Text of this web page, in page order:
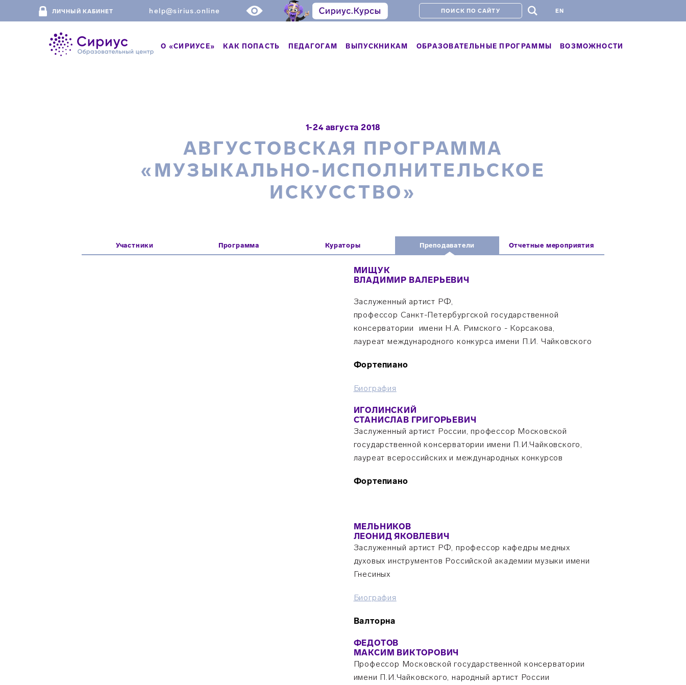
ЛИЧНЫЙ КАБИНЕТ help@sirius.online # EN
О «СИРИУСЕ» КАК ПОПАСТЬ ПЕДАГОГАМ ВЫПУСКНИКАМ ОБРАЗОВАТЕЛЬНЫЕ ПРОГРАММЫ ВОЗМОЖНОСТИ
1-24 августа 2018
АВГУСТОВСКАЯ ПРОГРАММА
«МУЗЫКАЛЬНО-ИСПОЛНИТЕЛЬСКОЕ
ИСКУССТВО»
Участники Программа Кураторы Преподаватели Отчетные мероприятия
МИЩУК
ВЛАДИМИР ВАЛЕРЬЕВИЧ
Заслуженный артист РФ,
профессор Санкт-Петербургской государственной
консерватории имени Н.А. Римского - Корсакова,
лауреат международного конкурса имени П.И. Чайковского
Фортепиано
Биография
ИГОЛИНСКИЙ
СТАНИСЛАВ ГРИГОРЬЕВИЧ
Заслуженный артист России, профессор Московской
государственной консерватории имени П.И.Чайковского,
лауреат всероссийских и международных конкурсов
Фортепиано
МЕЛЬНИКОВ
ЛЕОНИД ЯКОВЛЕВИЧ
Заслуженный артист РФ, профессор кафедры медных
духовых инструментов Российской академии музыки имени
Гнесиных
Биография
Валторна
ФЕДОТОВ
МАКСИМ ВИКТОРОВИЧ
Профессор Московской государственной консерватории
имени П.И.Чайковского, народный артист России